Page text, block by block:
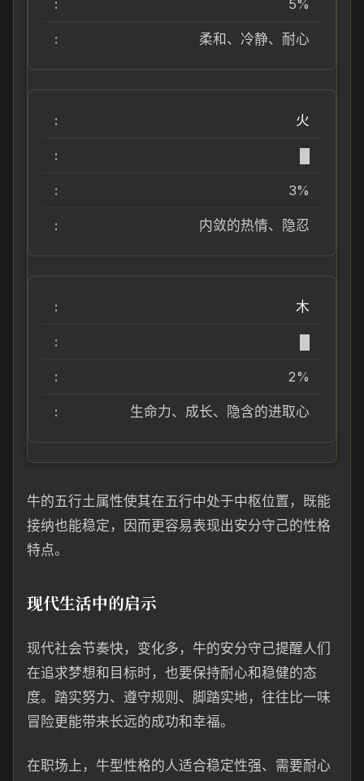
5%
柔和、冷静、耐心
火
3%
内敛的热情、隐忍
木
2%
生命力、成长、隐含的进取心
牛的五行土属性使其在五行中处于中枢位置，既能
接纳也能稳定，因而更容易表现出安分守己的性格
特点。
现代生活中的启示
现代社会节奏快，变化多，牛的安分守己提醒人们
在追求梦想和目标时，也要保持耐心和稳健的态
度。踏实努力、遵守规则、脚踏实地，往往比一味
冒险更能带来长远的成功和幸福。
在职场上，牛型性格的人适合稳定性强、需要耐心